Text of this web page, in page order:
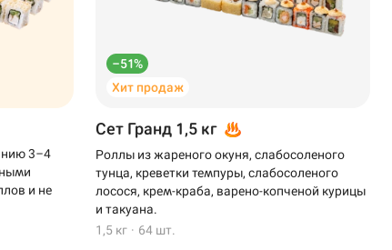
3–4
и не
–51%
Хит продаж
Сет Гранд 1,5 кг
Роллы из жареного окуня, слабосоленого
тунца, креветки темпуры, слабосоленого
лосося, крем-краба, варено-копченой курицы
и такуана.
1,5 кг · 64 шт.